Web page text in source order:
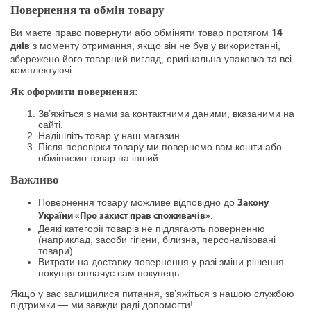
Повернення та обмін товару
Ви маєте право повернути або обміняти товар протягом 14
днів з моменту отримання, якщо він не був у використанні,
збережено його товарний вигляд, оригінальна упаковка та всі
комплектуючі.
Як оформити повернення:
Зв’яжіться з нами за контактними даними, вказаними на
сайті.
Надішліть товар у наш магазин.
Після перевірки товару ми повернемо вам кошти або
обміняємо товар на інший.
Важливо
Повернення товару можливе відповідно до Закону
України «Про захист прав споживачів».
Деякі категорії товарів не підлягають поверненню
(наприклад, засоби гігієни, білизна, персоналізовані
товари).
Витрати на доставку повернення у разі зміни рішення
покупця оплачує сам покупець.
Якщо у вас залишилися питання, зв’яжіться з нашою службою
підтримки — ми завжди раді допомогти!